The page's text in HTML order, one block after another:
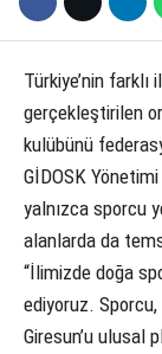
Türkiye’nin farklı
gerçekleştirilen
kulübünü
GİDOSK
yalnızca sporcu
alanlarda da
“İlimizde doğa
ediyoruz. Sporcu,
Giresun’u ulusal